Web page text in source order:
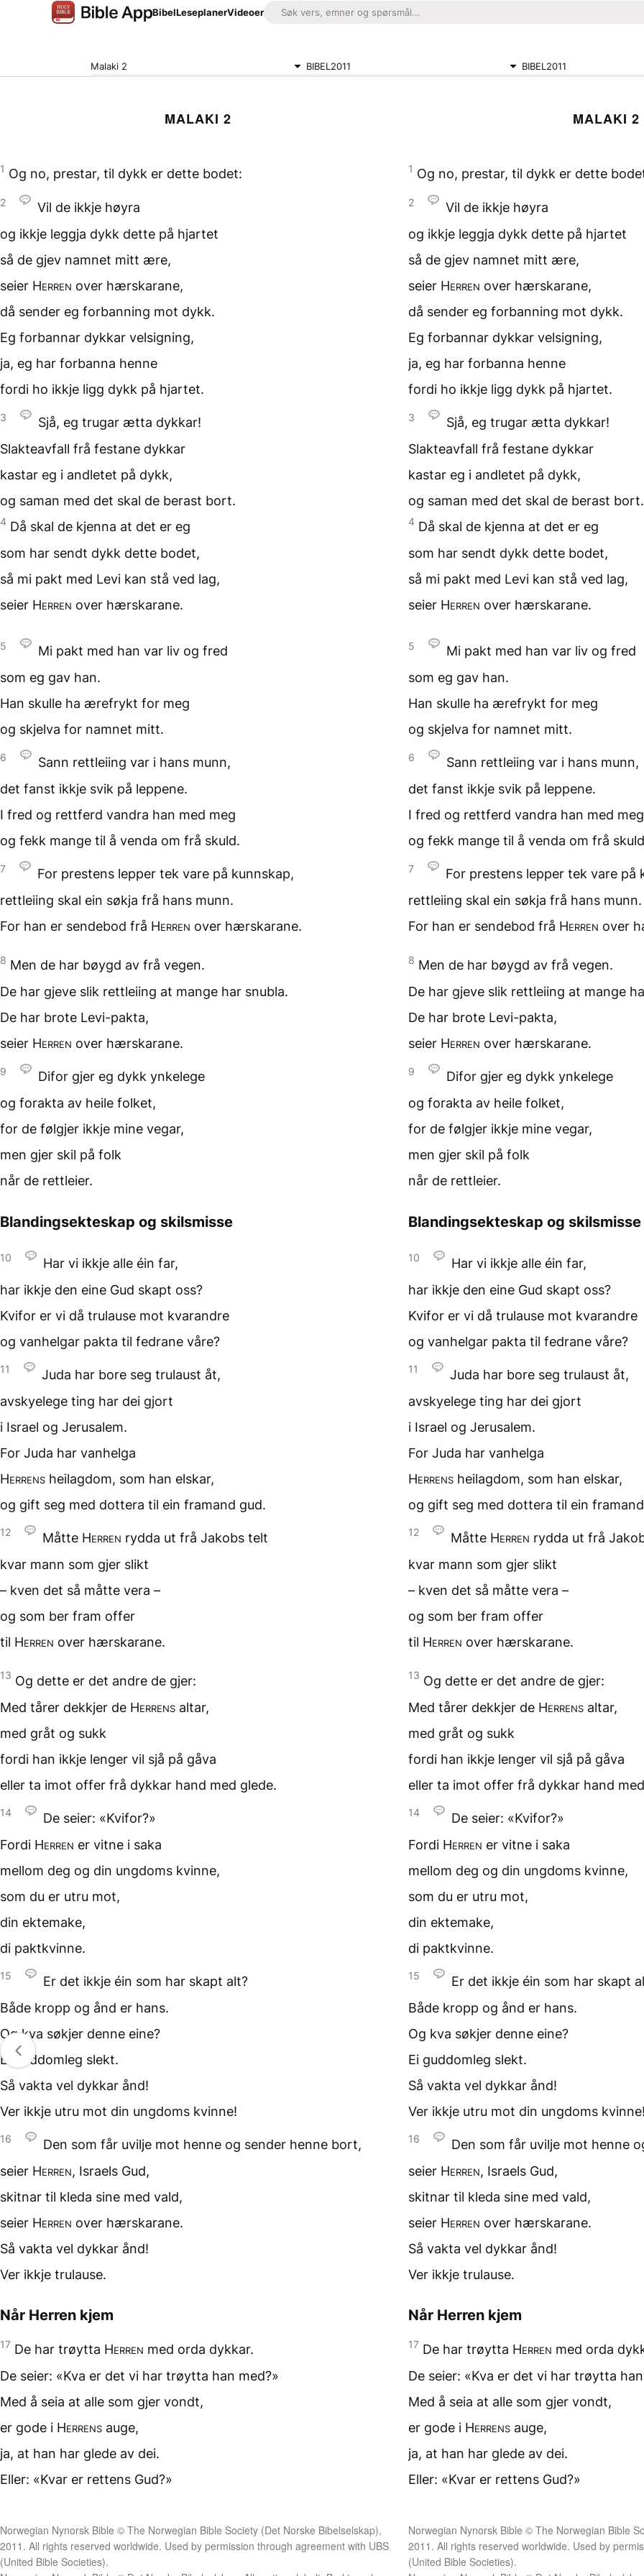
BibelLeseplanerVideoer
Malaki 2 BIBEL2011 BIBEL2011
MALAKI 2
1 Og no, prestar, til dykk er dette bodet:
2
Vil de ikkje høyra
og ikkje leggja dykk dette på hjartet
så de gjev namnet mitt ære,
seier Herren over hærskarane,
då sender eg forbanning mot dykk.
Eg forbannar dykkar velsigning,
ja, eg har forbanna henne
fordi ho ikkje ligg dykk på hjartet.
3
Sjå, eg trugar ætta dykkar!
Slakteavfall frå festane dykkar
kastar eg i andletet på dykk,
og saman med det skal de berast bort.
4 Då skal de kjenna at det er eg
som har sendt dykk dette bodet,
så mi pakt med Levi kan stå ved lag,
seier Herren over hærskarane.
5 Mi pakt med han var liv og fred
som eg gav han.
Han skulle ha ærefrykt for meg
og skjelva for namnet mitt.
6 Sann rettleiing var i hans munn,
det fanst ikkje svik på leppene.
I fred og rettferd vandra han med meg
og fekk mange til å venda om frå skuld.
7 For prestens lepper tek vare på kunnskap,
rettleiing skal ein søkja frå hans munn.
For han er sendebod frå Herren over hærskarane.
8 Men de har bøygd av frå vegen.
De har gjeve slik rettleiing at mange har snubla.
De har brote Levi-pakta,
seier Herren over hærskarane.
9
Difor gjer eg dykk ynkelege
og forakta av heile folket,
for de følgjer ikkje mine vegar,
men gjer skil på folk
når de rettleier.
Blandingsekteskap og skilsmisse
10
Har vi ikkje alle éin far,
har ikkje den eine Gud skapt oss?
Kvifor er vi då trulause mot kvarandre
og vanhelgar pakta til fedrane våre?
11
Juda har bore seg trulaust åt,
avskyelege ting har dei gjort
i Israel og Jerusalem.
For Juda har vanhelga
Herrens heilagdom, som han elskar,
og gift seg med dottera til ein framand gud.
12 Måtte Herren rydda ut frå Jakobs telt
kvar mann som gjer slikt
– kven det så måtte vera –
og som ber fram offer
til Herren over hærskarane.
13 Og dette er det andre de gjer:
Med tårer dekkjer de Herrens altar,
med gråt og sukk
fordi han ikkje lenger vil sjå på gåva
eller ta imot offer frå dykkar hand med glede.
14
De seier: «Kvifor?»
Fordi Herren er vitne i saka
mellom deg og din ungdoms kvinne,
som du er utru mot,
din ektemake,
di paktkvinne.
15 Er det ikkje éin som har skapt alt?
Både kropp og ånd er hans.
Og kva søkjer denne eine?
Ei guddomleg slekt.
Så vakta vel dykkar ånd!
Ver ikkje utru mot din ungdoms kvinne!
16 Den som får uvilje mot henne og sender henne bort,
seier Herren, Israels Gud,
skitnar til kleda sine med vald,
seier Herren over hærskarane.
Så vakta vel dykkar ånd!
Ver ikkje trulause.
Når Herren kjem
17 De har trøytta Herren med orda dykkar.
De seier: «Kva er det vi har trøytta han med?»
Med å seia at alle som gjer vondt,
er gode i Herrens auge,
ja, at han har glede av dei.
Eller: «Kvar er rettens Gud?»
Norwegian Nynorsk Bible © The Norwegian Bible Society (Det Norske Bibelselskap),
2011. All rights reserved worldwide. Used by permission through agreement with UBS
(United Bible Societies).
MALAKI 2
1 Og no, prestar, til dykk er dette
2
Vil de ikkje høyra
og ikkje leggja dykk dette på hjartet
så de gjev namnet mitt ære,
seier Herren over hærskarane,
då sender eg forbanning mot dykk.
Eg forbannar dykkar velsigning,
ja, eg har forbanna henne
fordi ho ikkje ligg dykk på hjartet.
3
Sjå, eg trugar ætta dykkar!
Slakteavfall frå festane dykkar
kastar eg i andletet på dykk,
og saman med det skal de berast bort.
4 Då skal de kjenna at det er eg
som har sendt dykk dette bodet,
så mi pakt med Levi kan stå ved lag,
seier Herren over hærskarane.
5 Mi pakt med han var liv og fred
som eg gav han.
Han skulle ha ærefrykt for meg
og skjelva for namnet mitt.
6 Sann rettleiing var i hans munn,
det fanst ikkje svik på leppene.
I fred og rettferd vandra han med meg
og fekk mange til å venda om frå
7 For prestens lepper tek vare på
rettleiing skal ein søkja frå hans munn.
For han er sendebod frå Herren over
8 Men de har bøygd av frå vegen.
De har gjeve slik rettleiing at mange
De har brote Levi-pakta,
seier Herren over hærskarane.
9
Difor gjer eg dykk ynkelege
og forakta av heile folket,
for de følgjer ikkje mine vegar,
men gjer skil på folk
når de rettleier.
Blandingsekteskap og skilsmisse
10
Har vi ikkje alle éin far,
har ikkje den eine Gud skapt oss?
Kvifor er vi då trulause mot kvarandre
og vanhelgar pakta til fedrane våre?
11
Juda har bore seg trulaust åt,
avskyelege ting har dei gjort
i Israel og Jerusalem.
For Juda har vanhelga
Herrensheilagdom, som han elskar,
og gift seg med dottera til ein
12 Måtte Herren rydda ut frå
kvar mann som gjer slikt
– kven det så måtte vera –
og som ber fram offer
til Herren over hærskarane.
13 Og dette er det andre de gjer:
Med tårer dekkjer de Herrensaltar,
med gråt og sukk
fordi han ikkje lenger vil sjå på gåva
eller ta imot offer frå dykkar hand
14
De seier: «Kvifor?»
Fordi Herren er vitne i saka
mellom deg og din ungdoms kvinne,
som du er utru mot,
din ektemake,
di paktkvinne.
15 Er det ikkje éin som har skapt
Både kropp og ånd er hans.
Og kva søkjer denne eine?
Ei guddomleg slekt.
Så vakta vel dykkar ånd!
Ver ikkje utru mot din ungdoms kvinne!
16 Den som får uvilje mot henne
seier Herren, Israels Gud,
skitnar til kleda sine med vald,
seier Herren over hærskarane.
Så vakta vel dykkar ånd!
Ver ikkje trulause.
Når Herren kjem
17 De har trøytta Herren med orda
De seier: «Kva er det vi har trøytta han
Med å seia at alle som gjer vondt,
er gode i Herrensauge,
ja, at han har glede av dei.
Eller: «Kvar er rettens Gud?»
Norwegian Nynorsk Bible © The Norwegian Bible
2011. All rights reserved worldwide. Used by
(United Bible Societies).